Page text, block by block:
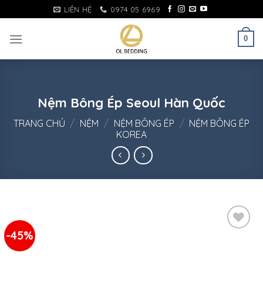
to
content
LIÊN HỆ 0974 05 6969
0
Nệm Bông Ép Seoul Hàn Quốc
TRANG CHỦ / NỆM / NỆM BÔNG ÉP / NỆM BÔNG ÉP
KOREA
-45%